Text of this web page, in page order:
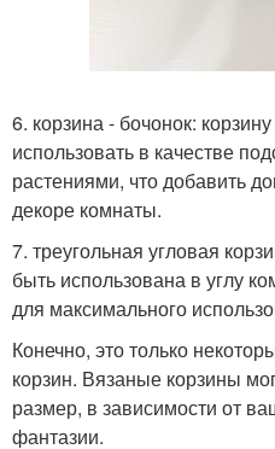
6. корзина - бочонок:
использовать в качестве
растениями, что добавить
декоре комнаты.
7. треугольная угловая
быть использована в углу
для максимального
Конечно, это только
корзин. Вязаные корзины
размер, в зависимости от
фантазии.